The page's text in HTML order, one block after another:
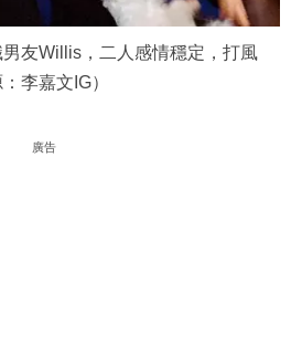
男友Willis，二人感情穩定，打風
李嘉文IG）
廣告